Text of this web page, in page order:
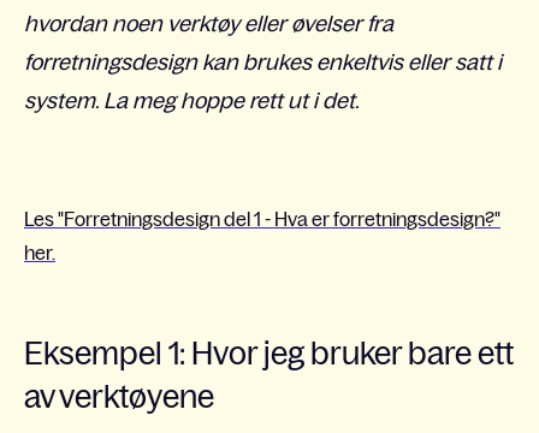
hvordan noen verktøy eller øvelser fra
forretningsdesign kan brukes enkeltvis eller satt i
system. La meg hoppe rett ut i det.
Les "Forretningsdesign del 1 - Hva er forretningsdesign?"
her.
Eksempel 1: Hvor jeg bruker bare ett
av verktøyene